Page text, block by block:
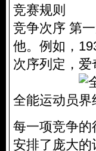
竞赛规则
竞争次序 第
他。例如，
次序列定，
全能运动员
每一项竞争
安排了庞大